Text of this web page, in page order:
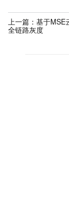
上一篇： 基于MSE
全链路灰度